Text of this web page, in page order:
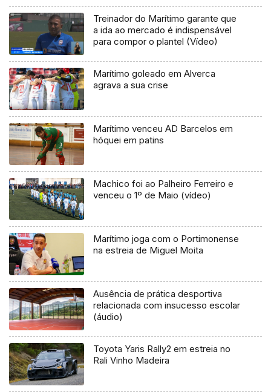
Treinador do Marítimo garante que
a ida ao mercado é indispensável
para compor o plantel (Vídeo)
Marítimo goleado em Alverca
agrava a sua crise
Marítimo venceu AD Barcelos em
hóquei em patins
Machico foi ao Palheiro Ferreiro e
venceu o 1º de Maio (vídeo)
Marítimo joga com o Portimonense
na estreia de Miguel Moita
Ausência de prática desportiva
relacionada com insucesso escolar
(áudio)
Toyota Yaris Rally2 em estreia no
Rali Vinho Madeira